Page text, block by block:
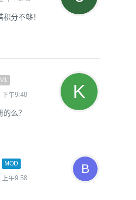
分不够！
下午9:48
么？
MOD
上午9:58